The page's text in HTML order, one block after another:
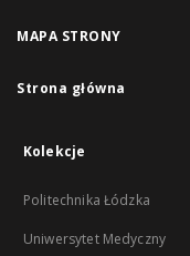
MAPA STRONY
Strona główna
Kolekcje
Politechnika Łódzka
Uniwersytet Medyczny